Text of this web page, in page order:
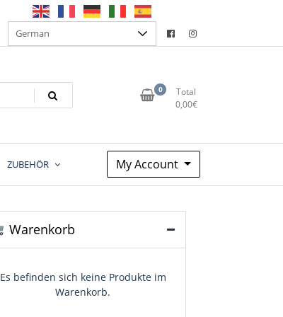
0
Total
0,00€
ZUBEHÖR My Account
Warenkorb
Es befinden sich keine Produkte im
Warenkorb.